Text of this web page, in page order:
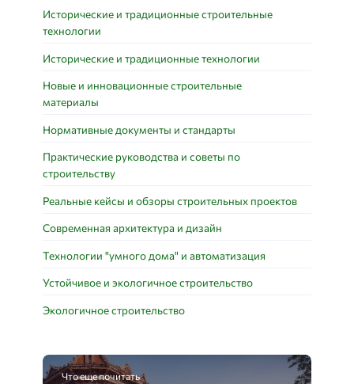
Исторические и традиционные строительные
технологии
Исторические и традиционные технологии
Новые и инновационные строительные
материалы
Нормативные документы и стандарты
Практические руководства и советы по
строительству
Реальные кейсы и обзоры строительных проектов
Современная архитектура и дизайн
Технологии "умного дома" и автоматизация
Устойчивое и экологичное строительство
Экологичное строительство
Что еще почитать